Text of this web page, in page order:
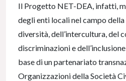
Il Progetto NET-DEA, infatti,
degli enti locali nel campo
diversità, dell’intercultura, del
discriminazioni e
base di un partenariato
Organizzazioni della Società